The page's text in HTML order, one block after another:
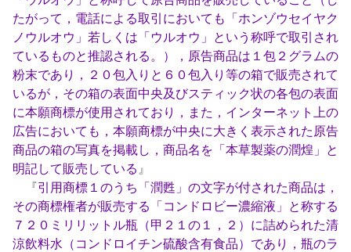
たがって，電話による取引においても「ホンゾウセイヤク
ノウルオウ」若しくは「ウルオウ」という称呼で取引され
ているものと推認される。），原告商品は１包２グラムの
粉末であり，２０包入りと６０包入り等の箱で販売されて
いるが，その箱の表面中央及びスティック状の各包の表面
に本願商標が使用されており，また，インターネット上の
広告においても，本願商標が中央に大きく表示された原告
商品の箱の写真を掲載し，商品名を「本草製薬の潤煌」と
明記して販売している 』
『引用商標１のうち「潤甦」の文字が付された商品は，
その商標権者が販売する「コンドロビー濃縮液」と称する
７２０ミリリットル瓶（甲２１の１，２）に詰められた清
涼飲料水（コンドロイチン硫酸含有食品）であり，瓶のラ